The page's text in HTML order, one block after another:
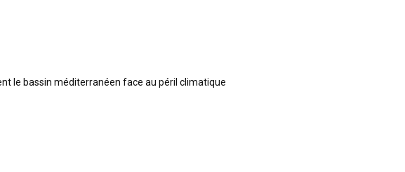
le bassin méditerranéen face au péril climatique